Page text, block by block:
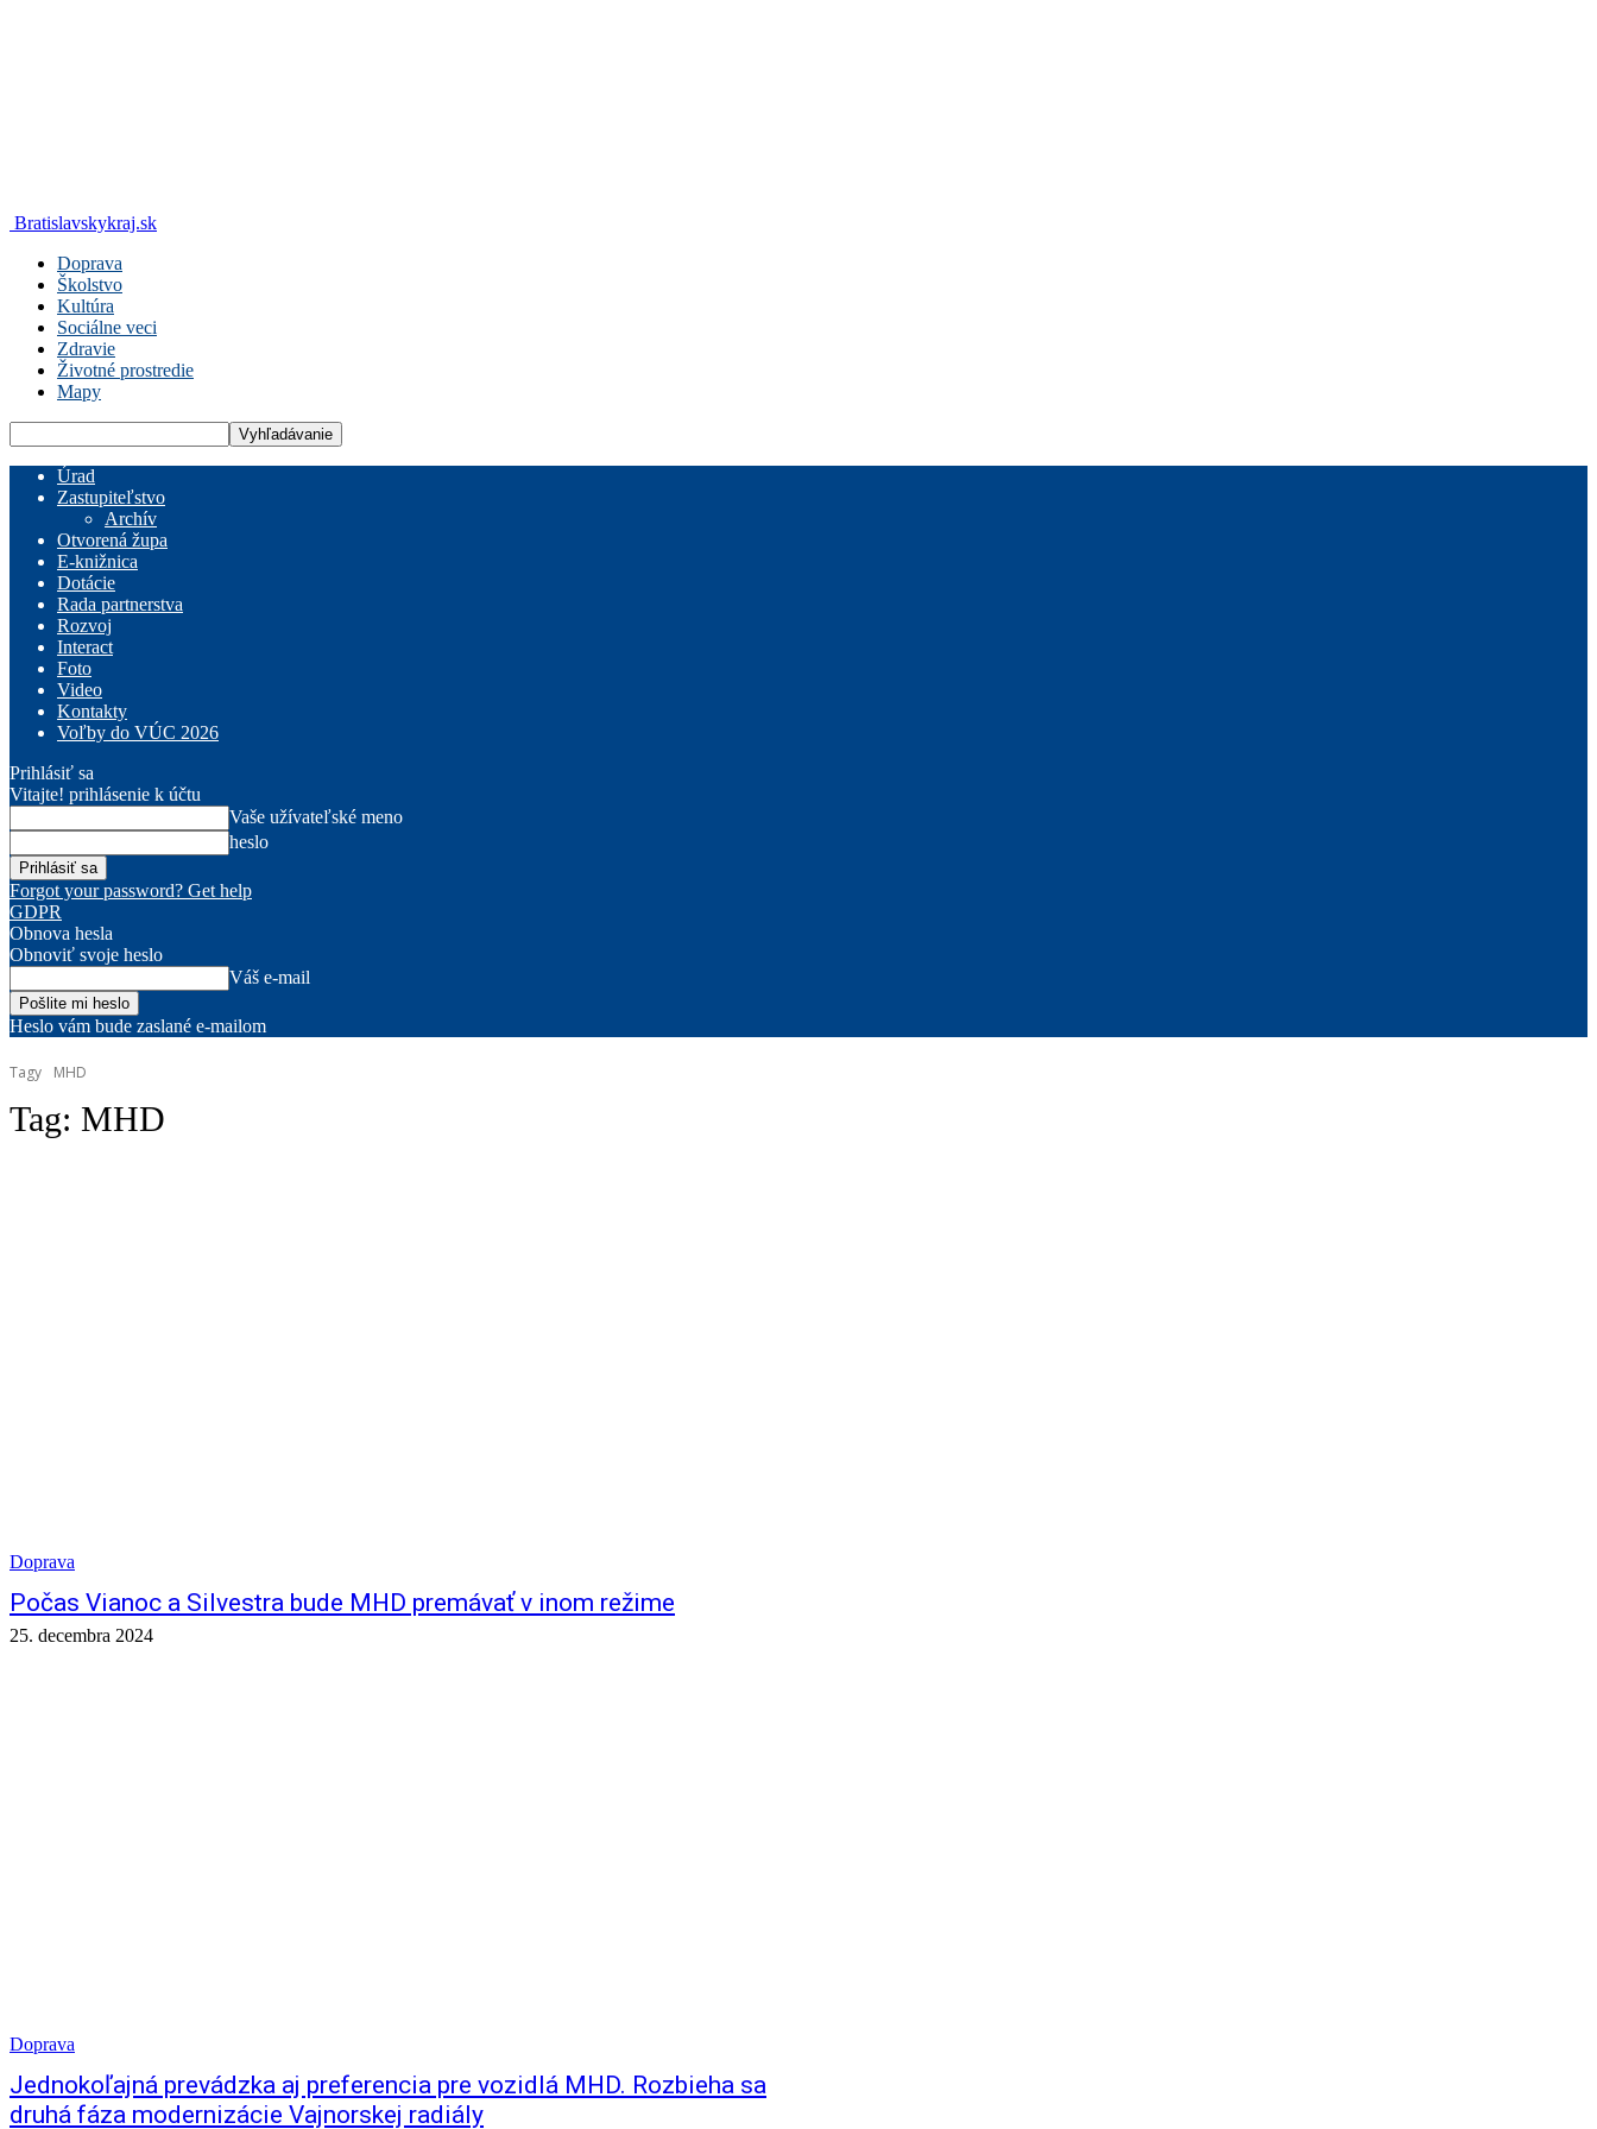
Bratislavskykraj.sk
Doprava
Školstvo
Kultúra
Sociálne veci
Zdravie
Životné prostredie
Mapy
Úrad
Zastupiteľstvo
Archív
Otvorená župa
E-knižnica
Dotácie
Rada partnerstva
Rozvoj
Interact
Foto
Video
Kontakty
Voľby do VÚC 2026
Prihlásiť sa
Vitajte! prihlásenie k účtu
Vaše užívateľské meno
heslo
Forgot your password? Get help
GDPR
Obnova hesla
Obnoviť svoje heslo
Váš e-mail
Heslo vám bude zaslané e-mailom
Tagy MHD
Tag: MHD
Doprava
Počas Vianoc a Silvestra bude MHD premávať v inom režime
25. decembra 2024
Doprava
Jednokoľajná prevádzka aj preferencia pre vozidlá MHD. Rozbieha sa
druhá fáza modernizácie Vajnorskej radiály